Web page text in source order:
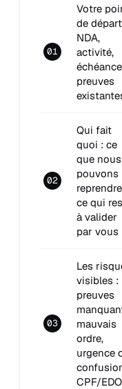
01
Votre
de
NDA,
activité,
preuves
02
Qui fait
quoi : ce
que nous
pouvons
ce qui
à valider
par vous
03
Les
visibles :
preuves
mauvais
ordre,
urgence
CPF/